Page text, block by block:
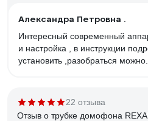
Александра Петровна .
Интересный современный
и настройка , в инструкции
установить ,разобраться
весь подъезд и звонок и
22 отзыва
Отзыв о трубке домофона